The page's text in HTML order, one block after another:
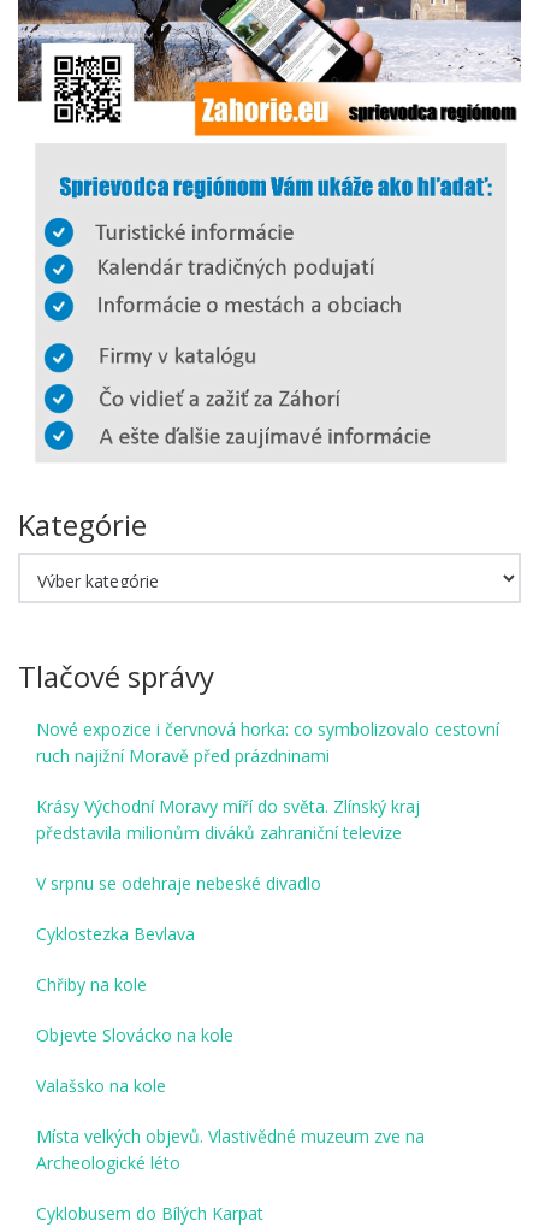
Kategórie
Tlačové správy
Nové expozice i červnová horka: co symbolizovalo cestovní
ruch najižní Moravě před prázdninami
Krásy Východní Moravy míří do světa. Zlínský kraj
představila milionům diváků zahraniční televize
V srpnu se odehraje nebeské divadlo
Cyklostezka Bevlava
Chřiby na kole
Objevte Slovácko na kole
Valašsko na kole
Místa velkých objevů. Vlastivědné muzeum zve na
Archeologické léto
Cyklobusem do Bílých Karpat